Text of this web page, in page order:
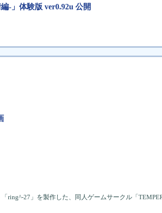
-」体験版 ver0.92u 公開
ring^-27」を製作した、同人ゲームサークル「